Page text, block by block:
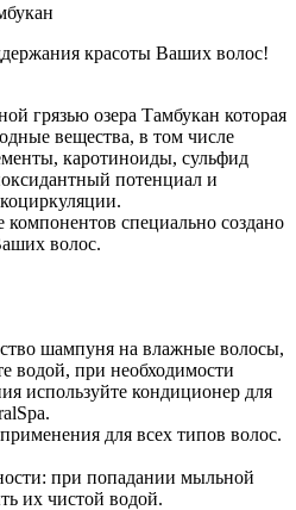
красоты Ваших волос!
грязью озера Тамбукан которая
вещества, в том числе
каротиноиды, сульфид
потенциал и
компонентов специально создано
волос.
шампуня на влажные волосы,
водой, при необходимости
используйте кондиционер для
для всех типов волос.
при попадании мыльной
их чистой водой.